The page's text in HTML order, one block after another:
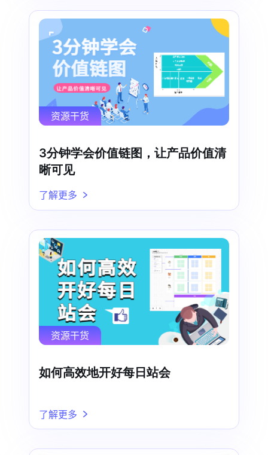
资源干货
3分钟学会价值链图，让产品价值清
晰可见
了解更多
资源干货
如何高效地开好每日站会
了解更多